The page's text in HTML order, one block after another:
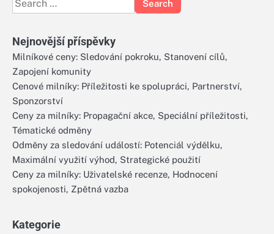
for:
Nejnovější příspěvky
Milníkové ceny: Sledování pokroku, Stanovení cílů,
Zapojení komunity
Cenové milníky: Příležitosti ke spolupráci, Partnerství,
Sponzorství
Ceny za milníky: Propagační akce, Speciální příležitosti,
Tématické odměny
Odměny za sledování událostí: Potenciál výdělku,
Maximální využití výhod, Strategické použití
Ceny za milníky: Uživatelské recenze, Hodnocení
spokojenosti, Zpětná vazba
Kategorie